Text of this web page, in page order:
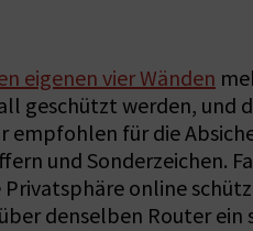
eigenen vier Wänden
geschützt werden,
empfohlen für die
und Sonderzeichen.
online
denselben Router